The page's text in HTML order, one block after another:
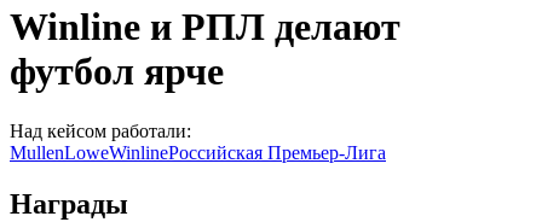
Winline и РПЛ делают
футбол ярче
Над кейсом работали:
MullenLoweWinlineРоссийская Премьер-Лига
Награды